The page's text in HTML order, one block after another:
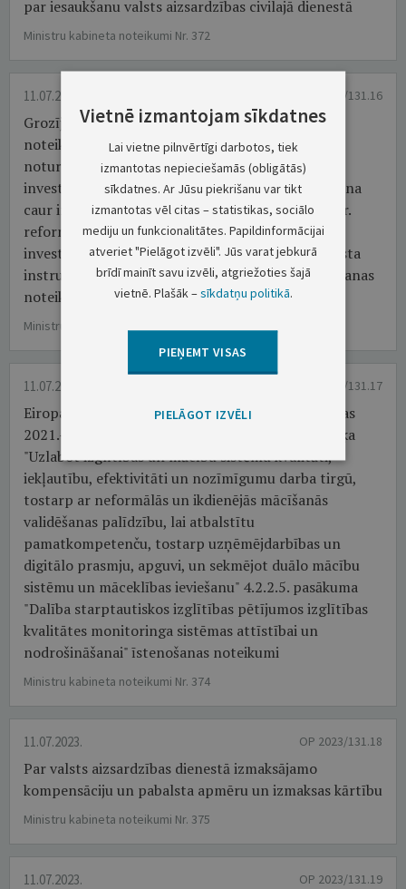
par iesaukšanu valsts aizsardzības civilajā dienestā
Ministru kabineta noteikumi Nr. 372
11.07.2023. OP 2023/131.16
Grozījumi Ministru kabineta 2022. gada 5. jūlija
noteikumos Nr. 418 "Latvijas Atveseļošanas un
noturības mehānisma plāna 5.1.r. reformu un
investīciju virziena "Produktivitātes paaugstināšana
caur investīciju apjoma palielināšanu P&A" 5.1.1.r.
reformas "Inovāciju pārvaldība un privāto P&A
investīciju motivācija" 5.1.1.2.i. investīcijas "Atbalsta
instruments inovāciju klasteru attīstībai" īstenošanas
noteikumi kompetences centru ietvaros"
Ministru kabineta noteikumi Nr. 373
11.07.2023. OP 2023/131.17
Eiropas Savienības kohēzijas politikas programmas
2021.–2027. gadam 4.2.2. specifiskā atbalsta mērķa
"Uzlabot izglītības un mācību sistēmu kvalitāti,
iekļautību, efektivitāti un nozīmīgumu darba tirgū,
tostarp ar neformālās un ikdienējās mācīšanās
validēšanas palīdzību, lai atbalstītu
pamatkompetenču, tostarp uzņēmējdarbības un
digitālo prasmju, apguvi, un sekmējot duālo mācību
sistēmu un māceklības ieviešanu" 4.2.2.5. pasākuma
"Dalība starptautiskos izglītības pētījumos izglītības
kvalitātes monitoringa sistēmas attīstībai un
nodrošināšanai" īstenošanas noteikumi
Ministru kabineta noteikumi Nr. 374
11.07.2023. OP 2023/131.18
Par valsts aizsardzības dienestā izmaksājamo
kompensāciju un pabalsta apmēru un izmaksas kārtību
Ministru kabineta noteikumi Nr. 375
11.07.2023. OP 2023/131.19
Vietnē izmantojam sīkdatnes
Lai vietne pilnvērtīgi darbotos, tiek
izmantotas nepieciešamās (obligātās)
sīkdatnes. Ar Jūsu piekrišanu var tikt
izmantotas vēl citas – statistikas, sociālo
mediju un funkcionalitātes. Papildinformācijai
atveriet "Pielāgot izvēli". Jūs varat jebkurā
brīdī mainīt savu izvēli, atgriežoties šajā
vietnē. Plašāk –sīkdatņu politikā.
PIEŅEMT VISAS
PIELĀGOT IZVĒLI